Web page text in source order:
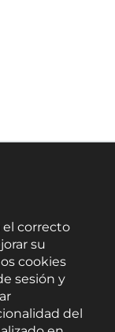
el correcto
su
cookies
sesión y
del